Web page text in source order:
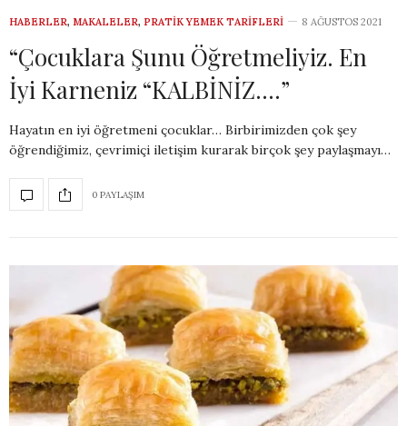
HABERLER, MAKALELER, PRATIK YEMEK TARIFLERI 8 AĞUSTOS 2021
“Çocuklara Şunu Öğretmeliyiz. En
İyi Karneniz “KALBİNİZ….”
Hayatın en iyi öğretmeni çocuklar… Birbirimizden çok şey
öğrendiğimiz, çevrimiçi iletişim kurarak birçok şey paylaşmayı…
0 PAYLAŞIM